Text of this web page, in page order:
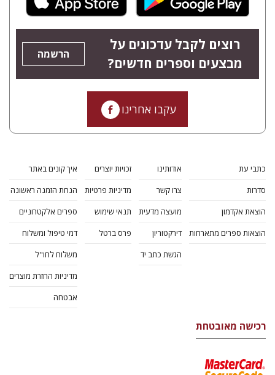
רוצים לקבל עדכונים על
מבצעים וספרים חדשים?
הרשמה
עקבו אחרינו
כתבי עת
סדרות
הוצאת אקדמון
הוצאות ספרים מתארחות
אודותינו
צרו קשר
מועצה מדעית
דירקטוריון
הגשת כתב יד
זכויות יוצרים
מדיניות פרטיות
תנאי שימוש
פרס ברטל
איך קונים באתר
הנחת הזמנה ראשונה
ספרים אלקטרוניים
דמי טיפול ומשלוח
משלוח לחו"ל
מדיניות החזרת מוצרים
אבטחה
רכישה מאובטחת